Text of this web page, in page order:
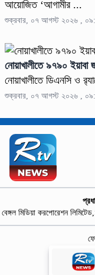
আয়োজিত ‘আগামীর ...
শুক্রবার, ০৭ আগস্ট ২০২৬ ,
নোয়াখালীতে ৯৭৯০ ইয়াবা
নোয়াখালীতে ডিএনসি ও
শুক্রবার, ০৭ আগস্ট ২০২৬ ,
বেঙ্গল মিডিয়া করপোরেশন